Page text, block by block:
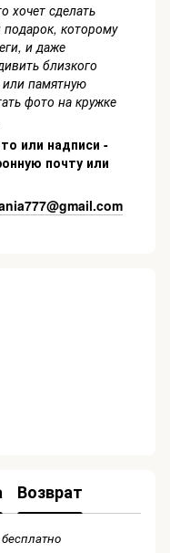
хочет сделать
которому
и даже
близкого
или памятную
фото на кружке
или надписи -
почту или
Возврат